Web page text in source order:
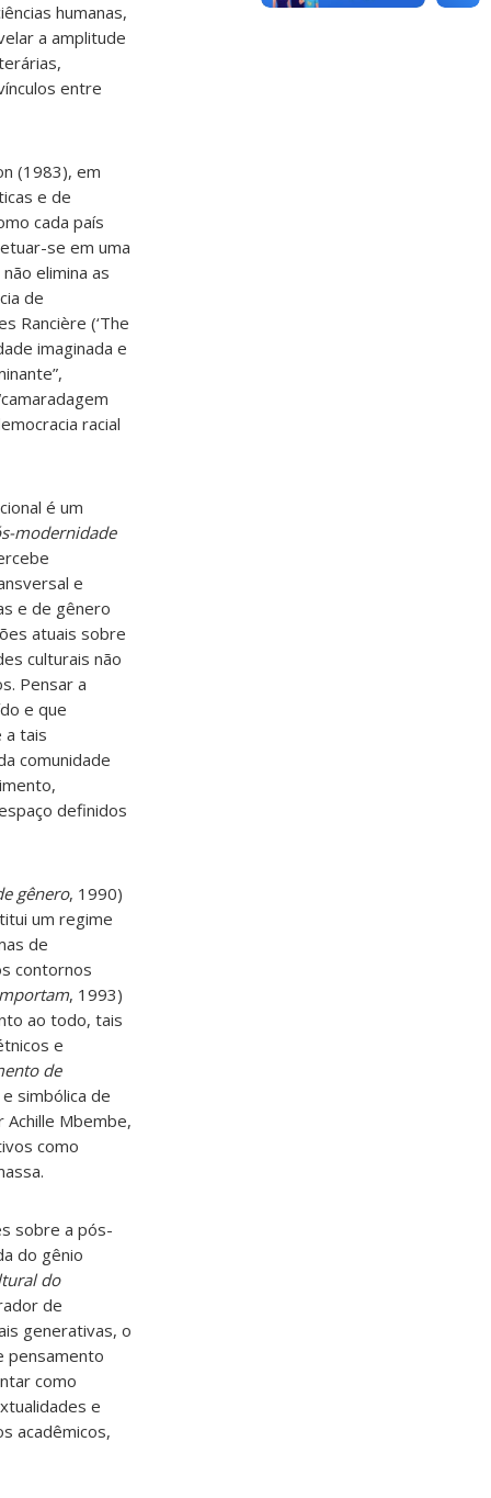
humanas,
a amplitude
entre
(1983), em
e de
cada país
se em uma
elimina as
de
Rancière (‘The
imaginada e
racial
é um
modernidade
e
e de gênero
atuais sobre
culturais não
Pensar a
e que
a tais
comunidade
definidos
gênero, 1990)
um regime
de
contornos
, 1993)
ao todo, tais
e
de
simbólica de
Mbembe,
como
sobre a pós-
do gênio
do
de
generativas, o
pensamento
como
e
acadêmicos,